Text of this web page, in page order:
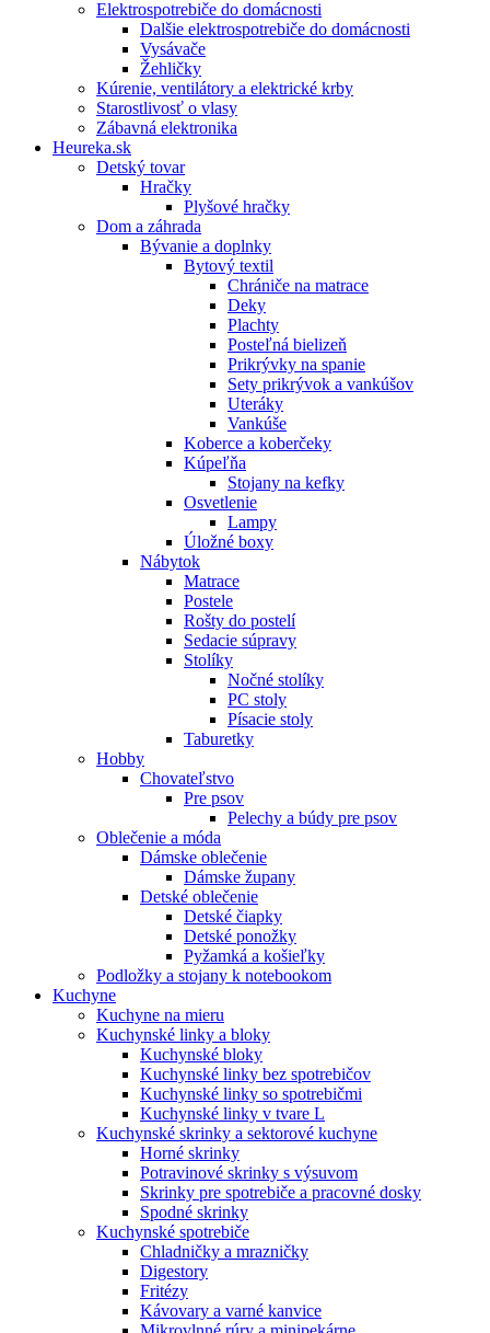
Elektrospotrebiče do domácnosti
Dalšie elektrospotrebiče do domácnosti
Vysávače
Žehličky
Kúrenie, ventilátory a elektrické krby
Starostlivosť o vlasy
Zábavná elektronika
Heureka.sk
Detský tovar
Hračky
Plyšové hračky
Dom a záhrada
Bývanie a doplnky
Bytový textil
Chrániče na matrace
Deky
Plachty
Posteľná bielizeň
Prikrývky na spanie
Sety prikrývok a vankúšov
Uteráky
Vankúše
Koberce a koberčeky
Kúpeľňa
Stojany na kefky
Osvetlenie
Lampy
Úložné boxy
Nábytok
Matrace
Postele
Rošty do postelí
Sedacie súpravy
Stolíky
Nočné stolíky
PC stoly
Písacie stoly
Taburetky
Hobby
Chovateľstvo
Pre psov
Pelechy a búdy pre psov
Oblečenie a móda
Dámske oblečenie
Dámske župany
Detské oblečenie
Detské čiapky
Detské ponožky
Pyžamká a košieľky
Podložky a stojany k notebookom
Kuchyne
Kuchyne na mieru
Kuchynské linky a bloky
Kuchynské bloky
Kuchynské linky bez spotrebičov
Kuchynské linky so spotrebičmi
Kuchynské linky v tvare L
Kuchynské skrinky a sektorové kuchyne
Horné skrinky
Potravinové skrinky s výsuvom
Skrinky pre spotrebiče a pracovné dosky
Spodné skrinky
Kuchynské spotrebiče
Chladničky a mrazničky
Digestory
Fritézy
Kávovary a varné kanvice